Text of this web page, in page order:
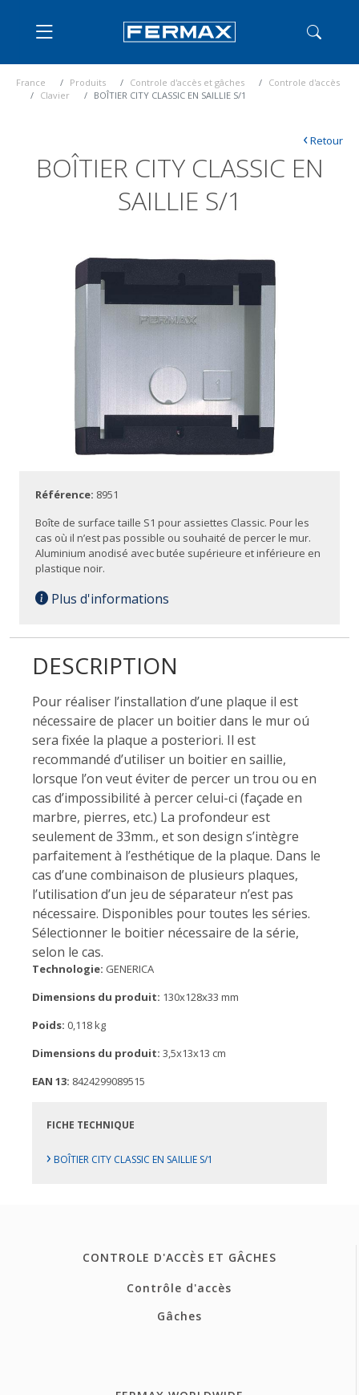
France Produits Controle d'accès et gâches
Controle d'accès
Clavier
BOÎTIER CITY CLASSIC EN SAILLIE S/1
BOÎTIER CITY CLASSIC EN
SAILLIE S/1
‹Retour
Référence: 8951
Boîte de surface taille S1 pour assiettes Classic. Pour les
cas où il n’est pas possible ou souhaité de percer le mur.
Aluminium anodisé avec butée supérieure et inférieure en
plastique noir.
Plus d'informations
DESCRIPTION
Pour réaliser l’installation d’une plaque il est
nécessaire de placer un boitier dans le mur oú
sera fixée la plaque a posteriori. Il est
recommandé d’utiliser un boitier en saillie,
lorsque l’on veut éviter de percer un trou ou en
cas d’impossibilité à percer celui-ci (façade en
marbre, pierres, etc.) La profondeur est
seulement de 33mm., et son design s’intègre
parfaitement à l’esthétique de la plaque. Dans le
cas d’une combinaison de plusieurs plaques,
l’utilisation d’un jeu de séparateur n’est pas
nécessaire. Disponibles pour toutes les séries.
Sélectionner le boitier nécessaire de la série,
selon le cas.
Technologie: GENERICA
Dimensions du produit: 130x128x33 mm
Poids: 0,118 kg
Dimensions du produit: 3,5x13x13 cm
EAN 13: 8424299089515
FICHE TECHNIQUE
› BOÎTIER CITY CLASSIC EN SAILLIE S/1
CONTROLE D'ACCÈS ET GÂCHES
Contrôle d'accès
Gâches